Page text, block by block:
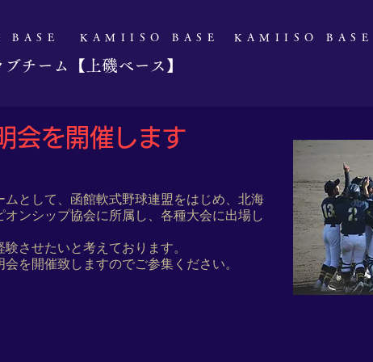
BASE ​KAMIISO BASE ​KAMIISO BASE
チーム【上磯ベース】
会を開催します
として、函館軟式野球連盟をはじめ、北海
ンシップ協会に所属し、各種大会に出場し
させたいと考えております。
を開催致しますのでご参集ください。